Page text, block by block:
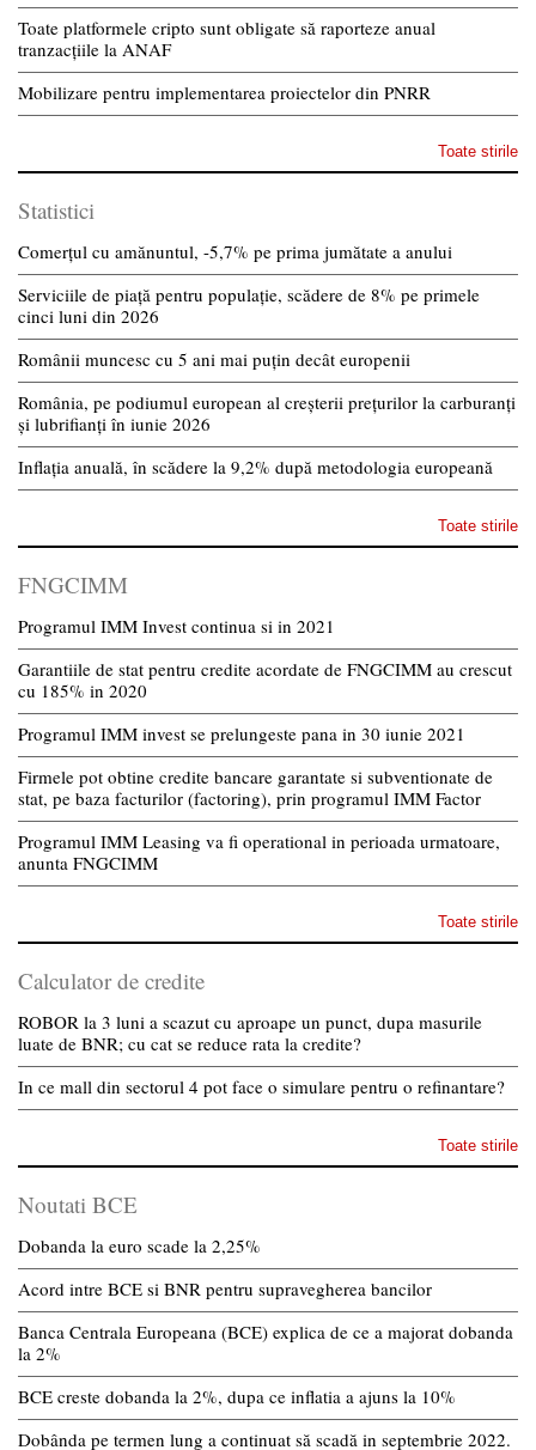
Toate platformele cripto sunt obligate să raporteze anual
tranzacțiile la ANAF
Mobilizare pentru implementarea proiectelor din PNRR
Toate stirile
Statistici
Comerțul cu amănuntul, -5,7% pe prima jumătate a anului
Serviciile de piață pentru populație, scădere de 8% pe primele
cinci luni din 2026
Românii muncesc cu 5 ani mai puțin decât europenii
România, pe podiumul european al creșterii prețurilor la carburanți
și lubrifianți în iunie 2026
Inflația anuală, în scădere la 9,2% după metodologia europeană
Toate stirile
FNGCIMM
Programul IMM Invest continua si in 2021
Garantiile de stat pentru credite acordate de FNGCIMM au crescut
cu 185% in 2020
Programul IMM invest se prelungeste pana in 30 iunie 2021
Firmele pot obtine credite bancare garantate si subventionate de
stat, pe baza facturilor (factoring), prin programul IMM Factor
Programul IMM Leasing va fi operational in perioada urmatoare,
anunta FNGCIMM
Toate stirile
Calculator de credite
ROBOR la 3 luni a scazut cu aproape un punct, dupa masurile
luate de BNR; cu cat se reduce rata la credite?
In ce mall din sectorul 4 pot face o simulare pentru o refinantare?
Toate stirile
Noutati BCE
Dobanda la euro scade la 2,25%
Acord intre BCE si BNR pentru supravegherea bancilor
Banca Centrala Europeana (BCE) explica de ce a majorat dobanda
la 2%
BCE creste dobanda la 2%, dupa ce inflatia a ajuns la 10%
Dobânda pe termen lung a continuat să scadă in septembrie 2022.